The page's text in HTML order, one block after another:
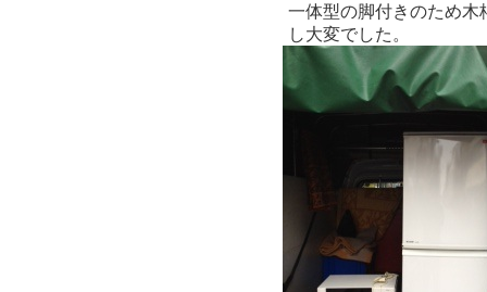
一体型の脚付きのため木
し大変でした。